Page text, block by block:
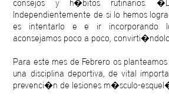
consejos y h�bitos rutinarios.
Independientemente de si lo hemos
es intentarlo e e ir incorporando
aconsejamos poco a poco,
Para este mes de Febrero os
una disciplina deportiva, de vital
prevenci�n de lesiones m�sculo-